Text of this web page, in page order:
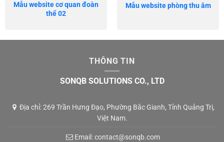
Mẫu website cơ quan đoàn
thể 02
Mẫu website phòng thu âm
THÔNG TIN
SONQB SOLUTIONS CO., LTD
Địa chỉ: 269 Trần Hưng Đạo, Phường Bắc Gianh, Tỉnh Quảng Trị,
Việt Nam.
Email:contact@sonqb.com